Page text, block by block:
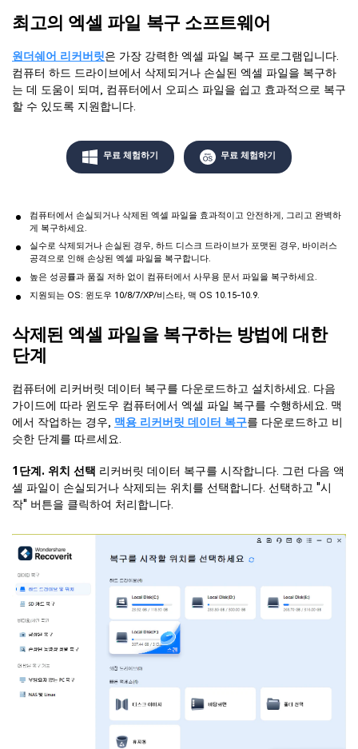
최고의 엑셀 파일 복구 소프트웨어
원더쉐어 리커버릿은 가장 강력한 엑셀 파일 복구 프로그램입니다.
컴퓨터 하드 드라이브에서 삭제되거나 손실된 엑셀 파일을 복구하
는 데 도움이 되며, 컴퓨터에서 오피스 파일을 쉽고 효과적으로 복구
할 수 있도록 지원합니다.
무료 체험하기 무료 체험하기
컴퓨터에서 손실되거나 삭제된 엑셀 파일을 효과적이고 안전하게, 그리고 완벽하
게 복구하세요.
실수로 삭제되거나 손실된 경우, 하드 디스크 드라이브가 포맷된 경우, 바이러스
공격으로 인해 손상된 엑셀 파일을 복구합니다.
높은 성공률과 품질 저하 없이 컴퓨터에서 사무용 문서 파일을 복구하세요.
지원되는 OS: 윈도우 10/8/7/XP/비스타, 맥 OS 10.15-10.9.
삭제된 엑셀 파일을 복구하는 방법에 대한
단계
컴퓨터에 리커버릿 데이터 복구를 다운로드하고 설치하세요. 다음
가이드에 따라 윈도우 컴퓨터에서 엑셀 파일 복구를 수행하세요. 맥
에서 작업하는 경우, 맥용 리커버릿 데이터 복구를 다운로드하고 비
슷한 단계를 따르세요.
1단계. 위치 선택 리커버릿 데이터 복구를 시작합니다. 그런 다음 액
셀 파일이 손실되거나 삭제되는 위치를 선택합니다. 선택하고 "시
작" 버튼을 클릭하여 처리합니다.